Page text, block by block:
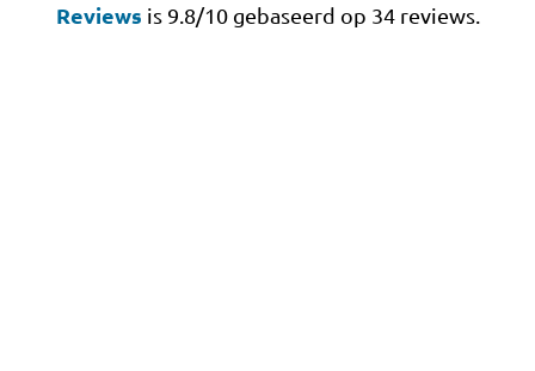
Reviews is 9.8/10 gebaseerd op 34 reviews.